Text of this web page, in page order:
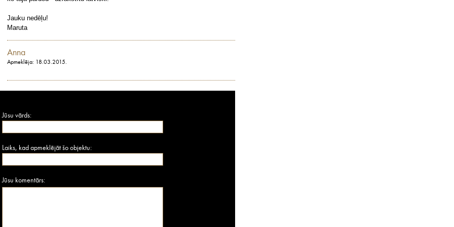
Jauku nedēļu!
Maruta
Anna
Apmeklēja: 18.03.2015.
Jūsu vārds:
Laiks, kad apmeklējāt šo objektu:
Jūsu komentārs: